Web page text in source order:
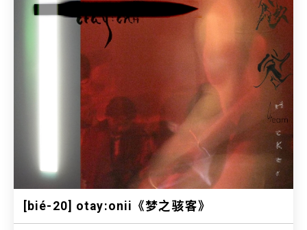
[bié-20] otay:onii《梦之骇客》